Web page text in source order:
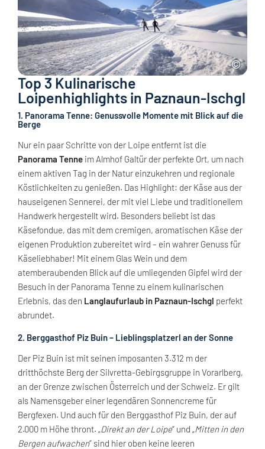
Top 3 Kulinarische
Loipenhighlights in Paznaun-Ischgl
1. Panorama Tenne: Genussvolle Momente mit Blick auf die
Berge
Nur ein paar Schritte von der Loipe entfernt ist die
Panorama Tenne im Almhof Galtür der perfekte Ort, um nach
einem aktiven Tag in der Natur einzukehren und regionale
Köstlichkeiten zu genießen. Das Highlight: der Käse aus der
hauseigenen Sennerei, der mit viel Liebe und traditionellem
Handwerk hergestellt wird. Besonders beliebt ist das
Käsefondue, das mit dem cremigen, aromatischen Käse der
eigenen Produktion zubereitet wird – ein wahrer Genuss für
Käseliebhaber! Mit einem Glas Wein und dem
atemberaubenden Blick auf die umliegenden Gipfel wird der
Besuch in der Panorama Tenne zu einem kulinarischen
Erlebnis, das den Langlaufurlaub in Paznaun-Ischgl perfekt
abrundet.
2. Berggasthof Piz Buin – Lieblingsplatzerl an der Sonne
Der Piz Buin ist mit seinen imposanten 3.312 m der
dritthöchste Berg der Silvretta-Gebirgsgruppe in Vorarlberg,
an der Grenze zwischen Österreich und der Schweiz. Er gilt
als Namensgeber einer legendären Sonnencreme für
Bergfexen. Und auch für den Berggasthof Piz Buin, der auf
2.000 m Höhe thront. „Direkt an der Loipe“ und „Mitten in den
Bergen aufwachen“ sind hier oben keine leeren